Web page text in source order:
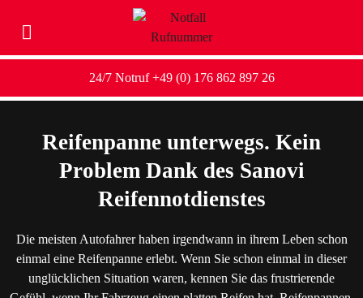
24/7 Notruf +49 (0) 176 862 897 26
Reifenpanne unterwegs. Kein
Problem Dank des Sanovi
Reifennotdienstes
Die meisten Autofahrer haben irgendwann in ihrem Leben schon
einmal eine Reifenpanne erlebt. Wenn Sie schon einmal in dieser
unglücklichen Situation waren, kennen Sie das frustrierende